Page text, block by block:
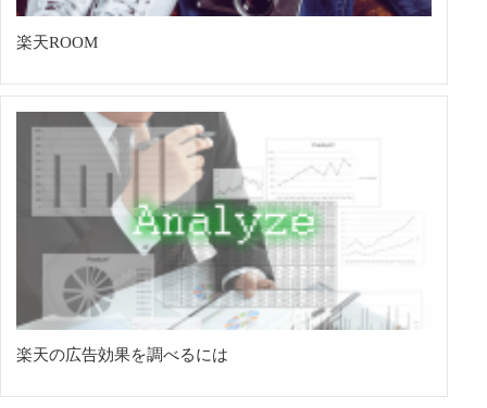
楽天ROOM
楽天の広告効果を調べるには